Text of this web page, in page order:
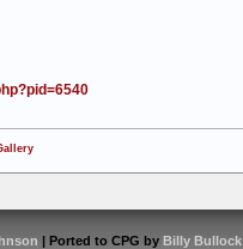
| Ported to CPG by Billy Bullock